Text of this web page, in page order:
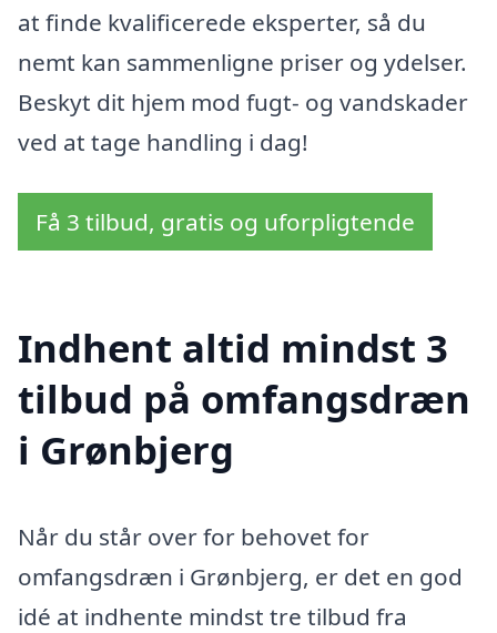
at finde kvalificerede eksperter, så du
nemt kan sammenligne priser og ydelser.
Beskyt dit hjem mod fugt- og vandskader
ved at tage handling i dag!
Få 3 tilbud, gratis og uforpligtende
Indhent altid mindst 3
tilbud på omfangsdræn
i Grønbjerg
Når du står over for behovet for
omfangsdræn i Grønbjerg, er det en god
idé at indhente mindst tre tilbud fra